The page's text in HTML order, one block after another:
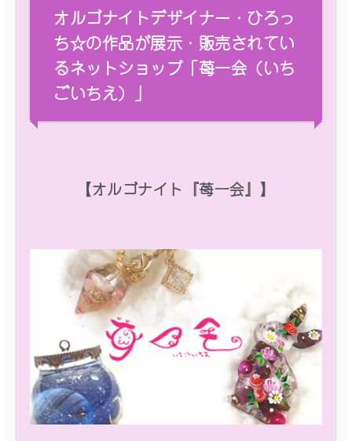
オルゴナイトデザイナー・ひろっ
ち☆の作品が展示・販売されてい
るネットショップ「苺一会（いち
ごいちえ）」
【オルゴナイト『苺一会』】